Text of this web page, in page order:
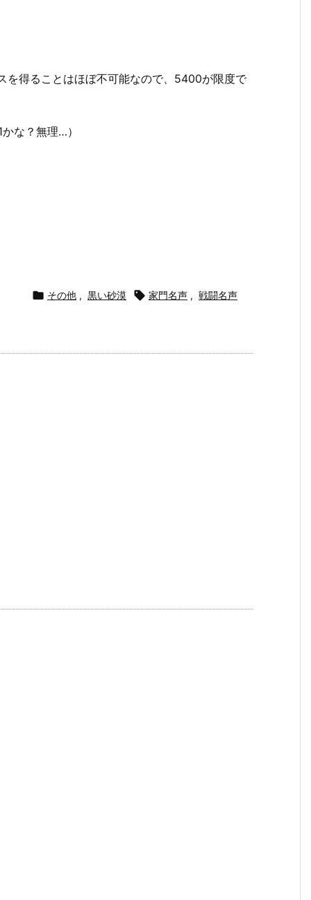
を得ることはほぼ不可能なので、5400が限度で
な？無理…）
 その他 , 黒い砂漠  家門名声 , 戦闘名声